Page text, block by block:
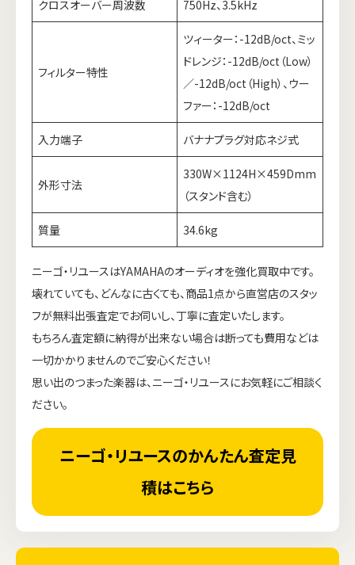
クロスオーバー周波数 750Hz、3.5kHz
フィルター特性
ツィーター：-12dB/oct、ミッ
ドレンジ：-12dB/oct（Low）
／-12dB/oct（High）、ウー
ファー：-12dB/oct
入力端子 バナナプラグ対応ネジ式
外形寸法
330W×1124H×459Dmm
（スタンド含む）
質量 34.6kg
ニーゴ・リユースはYAMAHAのオーディオを強化買取中です。
壊れていても、どんなに古くても、商品1点から直営店のスタッ
フが無料出張査定でお伺いし、丁寧に査定いたします。
もちろん査定額に納得が出来ない場合は断っても費用などは
一切かかりませんのでご安心ください！
思い出のつまった楽器は、ニーゴ・リユースにお気軽にご相談く
ださい。
ニーゴ・リユースのかんたん査定見
積はこちら